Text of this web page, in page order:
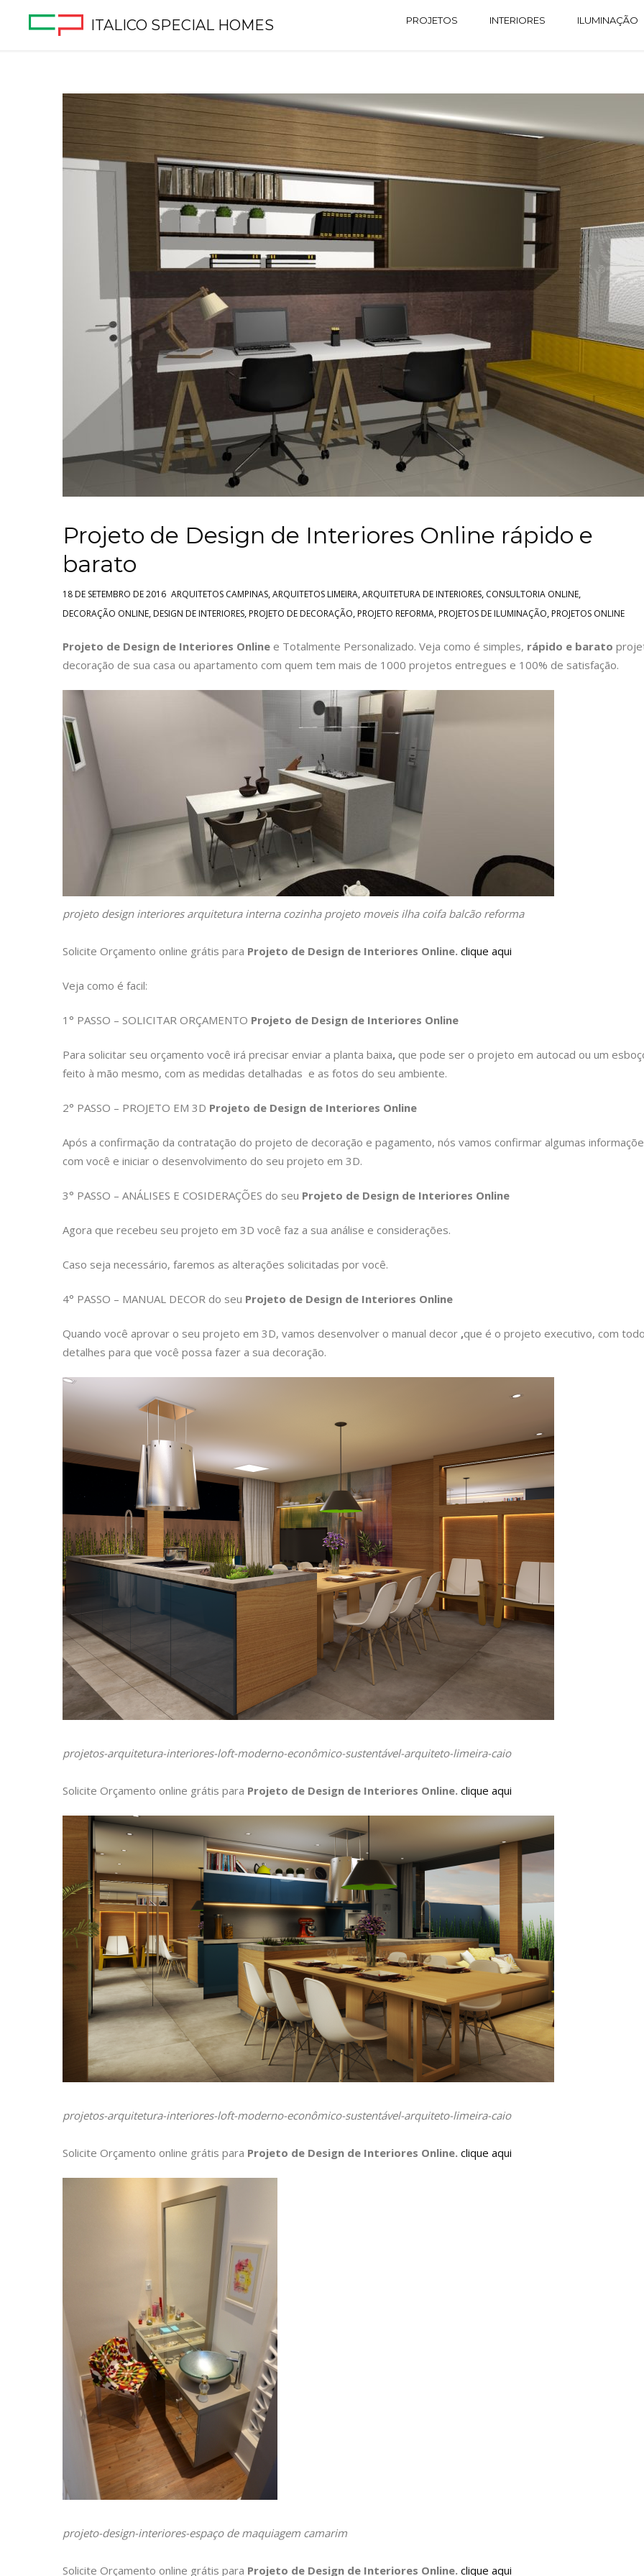
ITALICO SPECIAL HOMES PROJETOS INTERIORES ILUMINAÇÃO
Projeto de Design de Interiores Online rápido e
barato
18 DE SETEMBRO DE 2016 ARQUITETOS CAMPINAS,ARQUITETOS LIMEIRA,ARQUITETURA DE INTERIORES, CONSULTORIA ONLINE,
DECORAÇÃO ONLINE, DESIGN DE INTERIORES, PROJETO DE DECORAÇÃO, PROJETO REFORMA, PROJETOS DE ILUMINAÇÃO, PROJETOS ONLINE
Projeto de Design de Interiores Online e Totalmente Personalizado. Veja como é simples, rápido e barato
decoração de sua casa ou apartamento com quem tem mais de 1000 projetos entregues e 100% de satisfação.
projeto design interiores arquitetura interna cozinha projeto moveis ilha coifa balcão reforma
Solicite Orçamento online grátis para Projeto de Design de Interiores Online. clique aqui
Veja como é facil:
1° PASSO – SOLICITAR ORÇAMENTO Projeto de Design de Interiores Online
Para solicitar seu orçamento você irá precisar enviar a planta baixa, que pode ser o projeto em autocad ou um
feito à mão mesmo, com as medidas detalhadas e as fotos do seu ambiente.
2° PASSO – PROJETO EM 3D Projeto de Design de Interiores Online
Após a confirmação da contratação do projeto de decoração e pagamento, nós vamos confirmar algumas
com você e iniciar o desenvolvimento do seu projeto em 3D.
3° PASSO – ANÁLISES E COSIDERAÇÕES do seu Projeto de Design de Interiores Online
Agora que recebeu seu projeto em 3D você faz a sua análise e considerações.
Caso seja necessário, faremos as alterações solicitadas por você.
4° PASSO – MANUAL DECOR do seu Projeto de Design de Interiores Online
Quando você aprovar o seu projeto em 3D, vamos desenvolver o manual decor ,que é o projeto executivo, com
detalhes para que você possa fazer a sua decoração.
projetos-arquitetura-interiores-loft-moderno-econômico-sustentável-arquiteto-limeira-caio
Solicite Orçamento online grátis para Projeto de Design de Interiores Online. clique aqui
projetos-arquitetura-interiores-loft-moderno-econômico-sustentável-arquiteto-limeira-caio
Solicite Orçamento online grátis para Projeto de Design de Interiores Online. clique aqui
projeto-design-interiores-espaço de maquiagem camarim
Solicite Orçamento online grátis para Projeto de Design de Interiores Online. clique aqui